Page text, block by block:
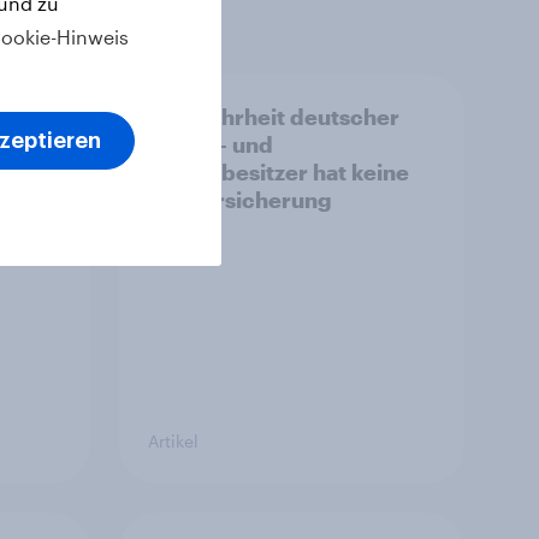
Die Mehrheit deutscher
Hunde- und
Katzenbesitzer hat keine
Tierversicherung
Artikel
Hinweis